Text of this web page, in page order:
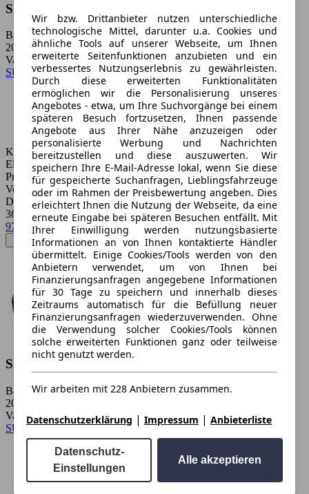
Wir bzw. Drittanbieter nutzen unterschiedliche
technologische Mittel, darunter u.a. Cookies und
ähnliche Tools auf unserer Webseite, um Ihnen
erweiterte Seitenfunktionen anzubieten und ein
verbessertes Nutzungserlebnis zu gewährleisten.
Durch diese erweiterten Funktionalitäten
ermöglichen wir die Personalisierung unseres
Angebotes - etwa, um Ihre Suchvorgänge bei einem
späteren Besuch fortzusetzen, Ihnen passende
Angebote aus Ihrer Nähe anzuzeigen oder
personalisierte Werbung und Nachrichten
bereitzustellen und diese auszuwerten. Wir
speichern Ihre E-Mail-Adresse lokal, wenn Sie diese
für gespeicherte Suchanfragen, Lieblingsfahrzeuge
oder im Rahmen der Preisbewertung angeben. Dies
erleichtert Ihnen die Nutzung der Webseite, da eine
erneute Eingabe bei späteren Besuchen entfällt. Mit
Ihrer Einwilligung werden nutzungsbasierte
Informationen an von Ihnen kontaktierte Händler
übermittelt. Einige Cookies/Tools werden von den
Anbietern verwendet, um von Ihnen bei
Finanzierungsanfragen angegebene Informationen
für 30 Tage zu speichern und innerhalb dieses
Zeitraums automatisch für die Befüllung neuer
Finanzierungsanfragen wiederzuverwenden. Ohne
die Verwendung solcher Cookies/Tools können
solche erweiterten Funktionen ganz oder teilweise
nicht genutzt werden.
Wir arbeiten mit 228 Anbietern zusammen.
Datenschutzerklärung | Impressum | Anbieterliste
Datenschutz-
Einstellungen
Alle akzeptieren
Skoda Elroq
Baujahr:
2023 - 2026
Varianten:
SUV / Pickup
Kraftstoff:
Elektro
Preise:
Von 200 € bis 59.808 €
Durchschnittspreis:
36.883 €
971 Treffer
Skoda Enyaq
Baujahr:
2020 - 2026
Varianten:
SUV / Pickup